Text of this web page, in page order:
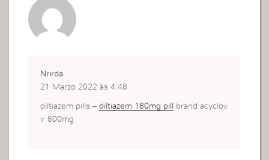
Nrirda
21 Marzo 2022 às 4:48
diltiazem pills –diltiazem 180mg pill brand acyclov
ir 800mg